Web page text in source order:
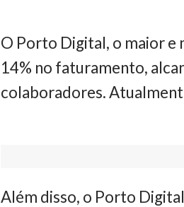
O Porto Digital, o maior e
14% no faturamento,
colaboradores.
Além disso, o Porto